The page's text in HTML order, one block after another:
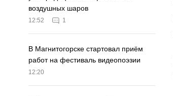
воздушных шаров
12:52 1
В Магнитогорске стартовал приём
работ на фестиваль видеопоэзии
12:20